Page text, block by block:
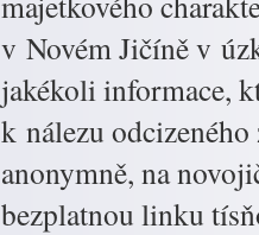
v Novém Jičíně v
jakékoli informace,
k nálezu
anonymně, na
bezplatnou linku